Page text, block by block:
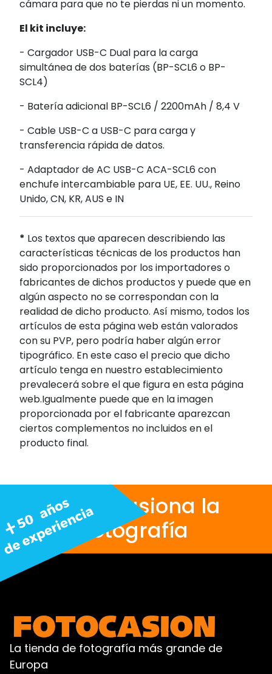
cámara para que no te pierdas ni un momento.
El kit incluye:
- Cargador USB-C Dual para la carga
simultánea de dos baterías (BP-SCL6 o BP-
SCL4)
- Batería adicional BP-SCL6 / 2200mAh / 8,4 V
- Cable USB-C a USB-C para carga y
transferencia rápida de datos.
- Adaptador de AC USB-C ACA-SCL6 con
enchufe intercambiable para UE, EE. UU., Reino
Unido, CN, KR, AUS e IN
* Los textos que aparecen describiendo las
características técnicas de los productos han
sido proporcionados por los importadores o
fabricantes de dichos productos y puede que en
algún aspecto no se correspondan con la
realidad de dicho producto. Así mismo, todos los
artículos de esta página web están valorados
con su PVP, pero podría haber algún error
tipográfico. En este caso el precio que dicho
artículo tenga en nuestro establecimiento
prevalecerá sobre el que figura en esta página
web.Igualmente puede que en la imagen
proporcionada por el fabricante aparezcan
ciertos complementos no incluidos en el
producto final.
Nos apasiona la
fotografía
La tienda de fotografía más grande de
Europa